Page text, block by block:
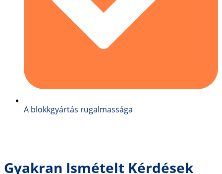
A blokkgyártás rugalmassága
Gyakran Ismételt Kérdések